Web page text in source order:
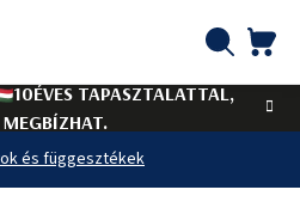
10ÉVES TAPASZTALATTAL,
és függesztékek